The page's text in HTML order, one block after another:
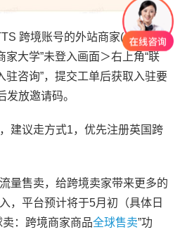
跨境账号的外站商家(且不愿先
家大学”未登入画面＞右上角“联
驻咨询”，提交工单后获取入驻要
放邀请码。
建议走方式1，优先注册英国跨
量售卖，给跨境卖家带来更多的
，平台预计将于5月初（具体日
：跨境商家商品全球售卖”功